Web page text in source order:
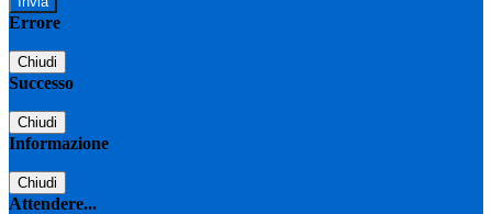
Errore
Chiudi
Successo
Chiudi
Informazione
Chiudi
Attendere...